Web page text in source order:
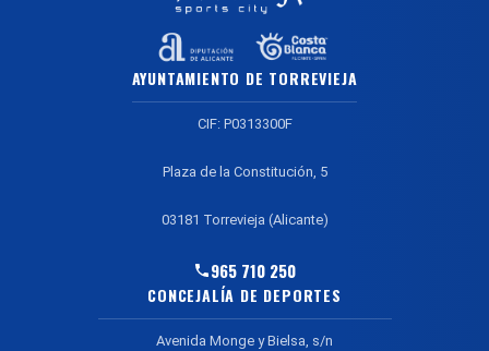
AYUNTAMIENTO DE TORREVIEJA
CIF: P0313300F
Plaza de la Constitución, 5
03181 Torrevieja (Alicante)
965 710 250
CONCEJALÍA DE DEPORTES
Avenida Monge y Bielsa, s/n